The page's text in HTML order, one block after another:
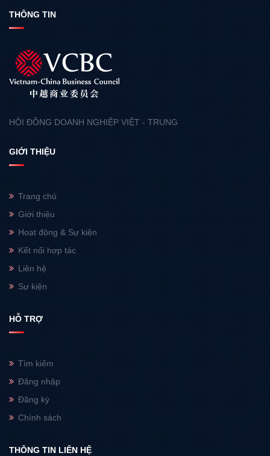
THÔNG TIN
HỘI ĐỒNG DOANH NGHIỆP VIỆT - TRUNG
GIỚI THIỆU
Trang chủ
Giới thiệu
Hoạt động & Sự kiện
Kết nối hợp tác
Liên hệ
Sự kiện
HỖ TRỢ
Tìm kiếm
Đăng nhập
Đăng ký
Chính sách
THÔNG TIN LIÊN HỆ